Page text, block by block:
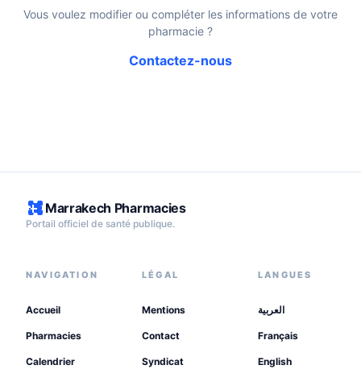
Vous voulez modifier ou compléter les informations de votre
pharmacie ?
Contactez-nous
Marrakech Pharmacies
Portail officiel de santé publique.
NAVIGATION
Accueil
Pharmacies
Calendrier
LÉGAL
Mentions
Contact
Syndicat
LANGUES
العربية
Français
English